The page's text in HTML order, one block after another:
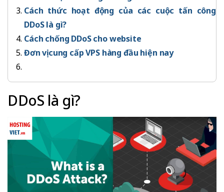
Cách thức hoạt động của các cuộc tấn công
DDoS là gì?
Cách chống DDoS cho website
Đơn vị cung cấp VPS hàng đầu hiện nay
DDoS là gì?